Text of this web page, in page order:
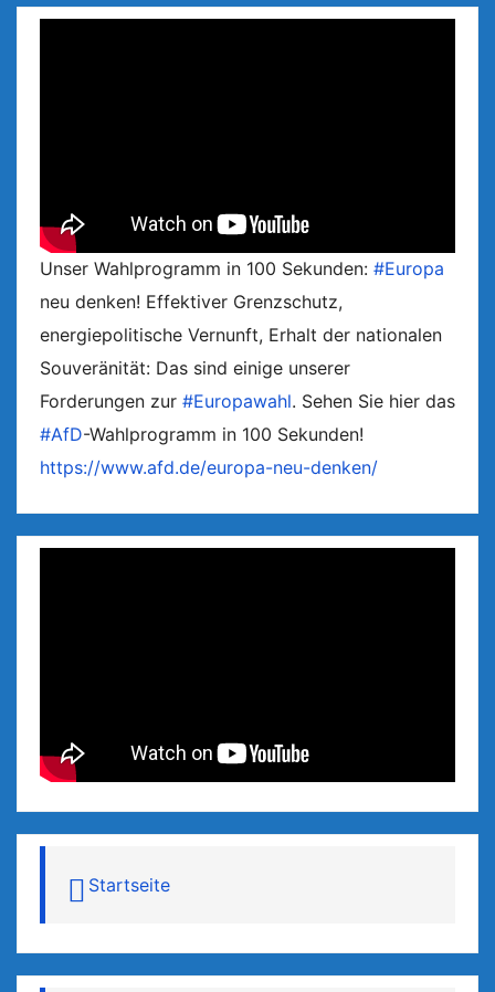
Unser Wahlprogramm in 100 Sekunden: #Europa
neu denken! Effektiver Grenzschutz,
energiepolitische Vernunft, Erhalt der nationalen
Souveränität: Das sind einige unserer
Forderungen zur #Europawahl. Sehen Sie hier das
#AfD-Wahlprogramm in 100 Sekunden!
https://www.afd.de/europa-neu-denken/
Startseite